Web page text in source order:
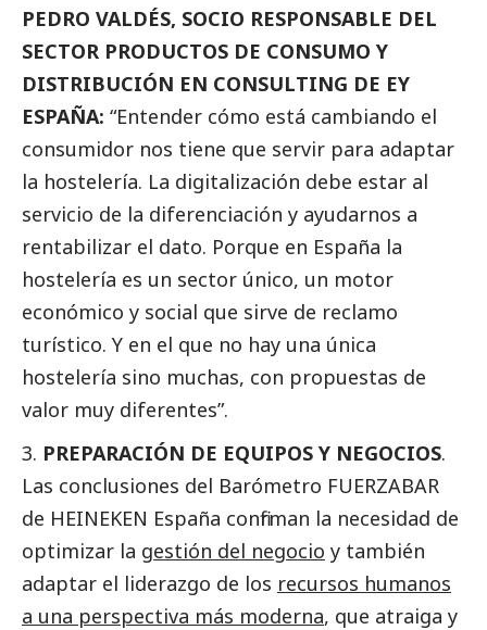
PEDRO VALDÉS, SOCIO RESPONSABLE DEL
SECTOR PRODUCTOS DE CONSUMO Y
DISTRIBUCIÓN EN CONSULTING DE EY
ESPAÑA: “Entender cómo está cambiando el
consumidor nos tiene que servir para adaptar
la hostelería. La digitalización debe estar al
servicio de la diferenciación y ayudarnos a
rentabilizar el dato. Porque en España la
hostelería es un sector único, un motor
económico y social que sirve de reclamo
turístico. Y en el que no hay una única
hostelería sino muchas, con propuestas de
valor muy diferentes”.
PREPARACIÓN DE EQUIPOS Y NEGOCIOS.
Las conclusiones del Barómetro FUERZABAR
de HEINEKEN España confirman la necesidad de
optimizar la gestión del negocio y también
adaptar el liderazgo de los recursos humanos
a una perspectiva más moderna, que atraiga y